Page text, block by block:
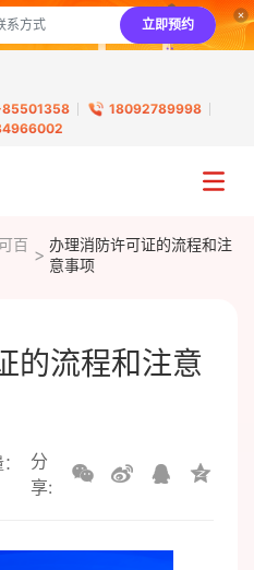
立即预约
18092789998
百
办理消防许可证的流程和注
意事项
的流程和注意
分
享: